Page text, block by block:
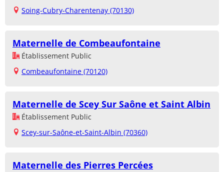
Soing-Cubry-Charentenay (70130)
Maternelle de Combeaufontaine
Établissement Public
Combeaufontaine (70120)
Maternelle de Scey Sur Saône et Saint Albin
Établissement Public
Scey-sur-Saône-et-Saint-Albin (70360)
Maternelle des Pierres Percées